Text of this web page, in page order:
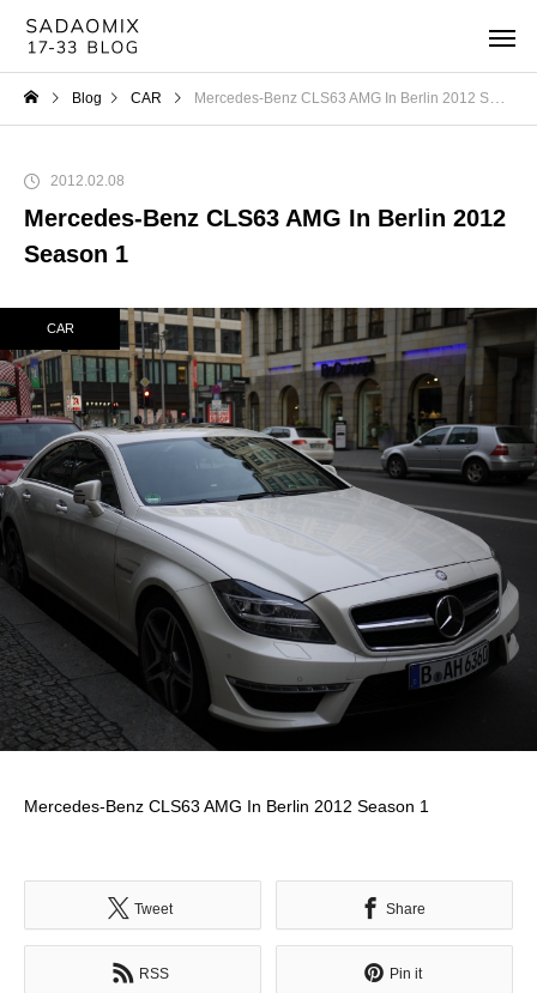
Blog CAR Mercedes-Benz CLS63 AMG In Berlin 2012 Season 1
2012.02.08
Mercedes-Benz CLS63 AMG In Berlin 2012
Season 1
CAR
Mercedes-Benz CLS63 AMG In Berlin 2012 Season 1
Tweet Share
RSS Pin it